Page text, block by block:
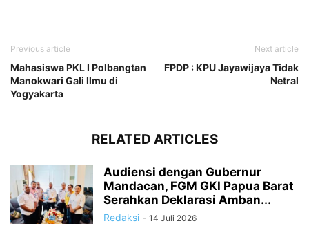
Previous article
Mahasiswa PKL I Polbangtan
Manokwari Gali Ilmu di
Yogyakarta
Next article
FPDP : KPU Jayawijaya Tidak
Netral
RELATED ARTICLES
Audiensi dengan Gubernur
Mandacan, FGM GKI Papua Barat
Serahkan Deklarasi Amban...
Redaksi - 14 Juli 2026